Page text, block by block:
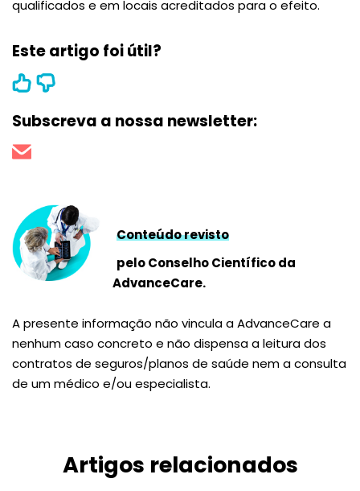
qualificados e em locais acreditados para o efeito.
Este artigo foi útil?
Subscreva a nossa newsletter:
Conteúdo revisto
pelo Conselho Científico da
AdvanceCare.
A presente informação não vincula a AdvanceCare a
nenhum caso concreto e não dispensa a leitura dos
contratos de seguros/planos de saúde nem a consulta
de um médico e/ou especialista.
Artigos relacionados